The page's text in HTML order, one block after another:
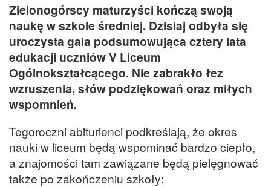
Zielonogórscy maturzyści kończą swoją
naukę w szkole średniej. Dzisiaj odbyła się
uroczysta gala podsumowująca cztery lata
edukacji uczniów V Liceum
Ogólnokształcącego. Nie zabrakło łez
wzruszenia, słów podziękowań oraz miłych
wspomnień.
Tegoroczni abiturienci podkreślają, że okres
nauki w liceum będą wspominać bardzo ciepło,
a znajomości tam zawiązane będą pielęgnować
także po zakończeniu szkoły: